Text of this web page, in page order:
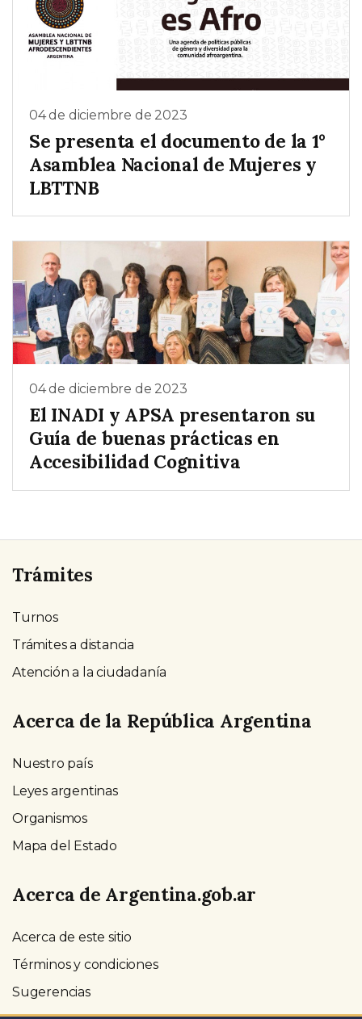
04 de diciembre de 2023
Se presenta el documento de la 1°
Asamblea Nacional de Mujeres y
LBTTNB
04 de diciembre de 2023
El INADI y APSA presentaron su
Guía de buenas prácticas en
Accesibilidad Cognitiva
Trámites
Turnos
Trámites a distancia
Atención a la ciudadanía
Acerca de la República Argentina
Nuestro país
Leyes argentinas
Organismos
Mapa del Estado
Acerca de Argentina.gob.ar
Acerca de este sitio
Términos y condiciones
Sugerencias